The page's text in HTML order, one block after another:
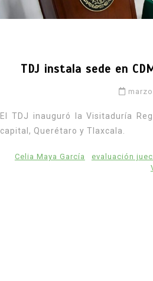
TDJ instala sede en
El TDJ inauguró la Visitaduría
capital, Querétaro y Tlaxcala.
Celia Maya García evaluación
bebé en Colombia:
solo, deshidratado